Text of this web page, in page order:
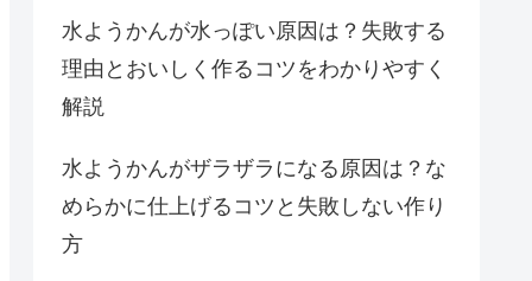
水ようかんが水っぽい原因は？失敗する
理由とおいしく作るコツをわかりやすく
解説
水ようかんがザラザラになる原因は？な
めらかに仕上げるコツと失敗しない作り
方